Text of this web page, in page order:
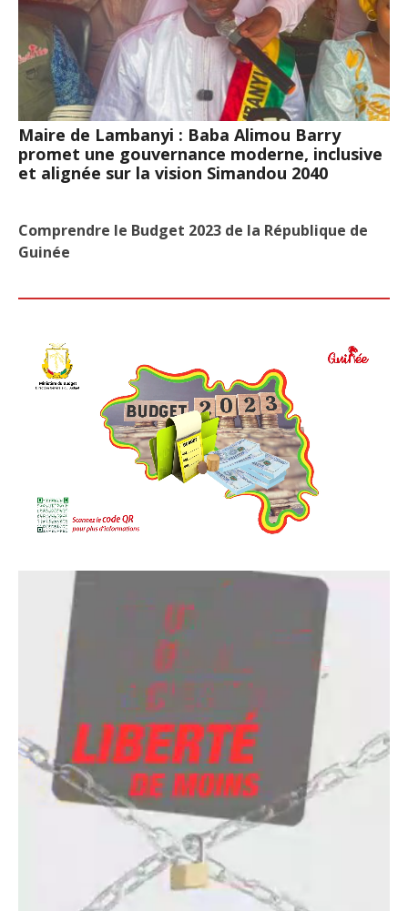
Maire de Lambanyi : Baba Alimou Barry
promet une gouvernance moderne, inclusive
et alignée sur la vision Simandou 2040
Comprendre le Budget 2023 de la République de
Guinée